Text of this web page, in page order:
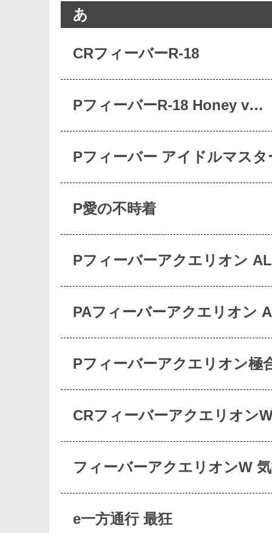
あ
CRフィーバーR-18
PフィーバーR-18 Honey v…
Pフィーバー アイドルマス
P愛の不時着
Pフィーバーアクエリオン
PAフィーバーアクエリオン
Pフィーバーアクエリオン極
CRフィーバーアクエリオン
フィーバーアクエリオンW
e一方通行 最狂